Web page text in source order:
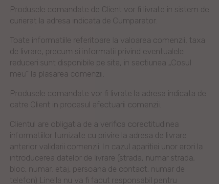
Produsele comandate de Client vor fi livrate in sistem de
curierat la adresa indicata de Cumparator.
Toate informatiile referitoare la valoarea comenzii, taxa
de livrare, precum si informatii privind eventualele
reduceri sunt disponibile pe site, in sectiunea „Cosul
meu” la plasarea comenzii.
Produsele comandate vor fi livrate la adresa indicata de
catre Client in procesul efectuarii comenzii.
Clientul are obligatia de a verifica corectitudinea
informatiilor furnizate cu privire la adresa de livrare
anterior validarii comenzii. In cazul aparitiei unor erori la
introducerea datelor de livrare (strada, numar strada,
bloc, numar, etaj, persoana de contact, numar de
telefon) Linella nu va fi facut responsabil pentru